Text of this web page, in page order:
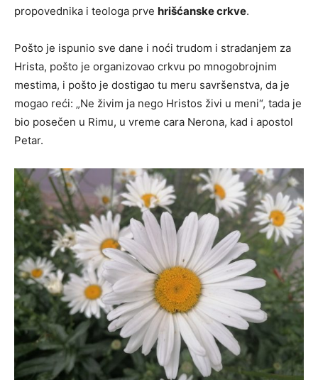
propovednika i teologa prve hrišćanske crkve.
Pošto je ispunio sve dane i noći trudom i stradanjem za
Hrista, pošto je organizovao crkvu po mnogobrojnim
mestima, i pošto je dostigao tu meru savršenstva, da je
mogao reći: „Ne živim ja nego Hristos živi u meni“, tada je
bio posečen u Rimu, u vreme cara Nerona, kad i apostol
Petar.